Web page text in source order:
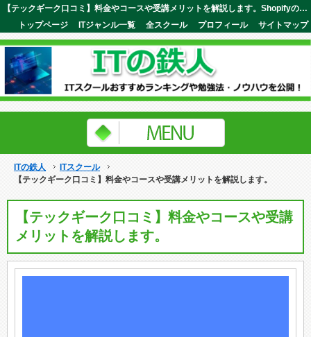
【テックギーク口コミ】料金やコースや受講メリットを解説します。ShopifyのECサイト制作スキルが学べます。ITの鉄人
サイトマップ
プロフィール
全スクール
ITジャンル一覧
トップページ
ITの鉄人
ITスクール
【テックギーク口コミ】料金やコースや受講メリットを解説します。
【テックギーク口コミ】料金やコースや受講
メリットを解説します。